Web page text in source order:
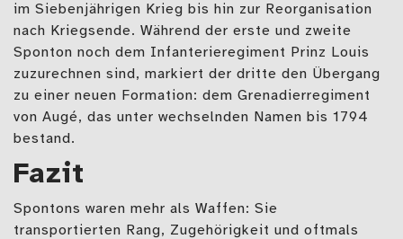
im Siebenjährigen Krieg bis hin zur Reorganisation
nach Kriegsende. Während der erste und zweite
Sponton noch dem Infanterieregiment Prinz Louis
zuzurechnen sind, markiert der dritte den Übergang
zu einer neuen Formation: dem Grenadierregiment
von Augé, das unter wechselnden Namen bis 1794
bestand.
Fazit
Spontons waren mehr als Waffen: Sie
transportierten Rang, Zugehörigkeit und oftmals